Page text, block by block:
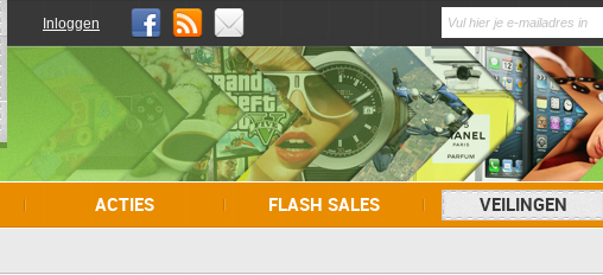
Inloggen
ACTIES FLASH SALES VEILINGEN